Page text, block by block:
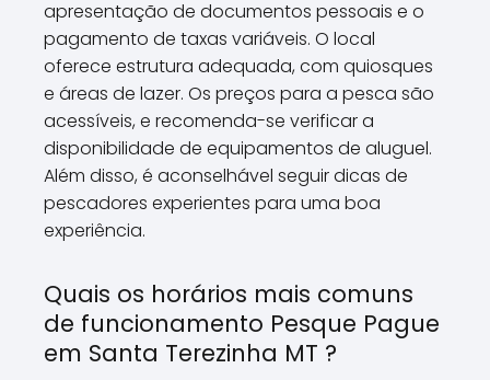
apresentação de documentos pessoais e o
pagamento de taxas variáveis. O local
oferece estrutura adequada, com quiosques
e áreas de lazer. Os preços para a pesca são
acessíveis, e recomenda-se verificar a
disponibilidade de equipamentos de aluguel.
Além disso, é aconselhável seguir dicas de
pescadores experientes para uma boa
experiência.
Quais os horários mais comuns
de funcionamento Pesque Pague
em Santa Terezinha MT ?